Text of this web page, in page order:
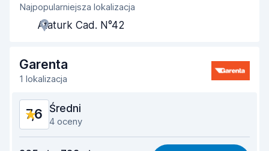
Pomocność przedstawiciela
Szybkość odbioru
Szybkość zwrotu 8,2
Czystość samochodu
Stan samochodu
Najpopularniejsza lokalizacja
Ataturk Cad. N°42
Garenta
1 lokalizacja
7,6 Średni
4 oceny
7,2